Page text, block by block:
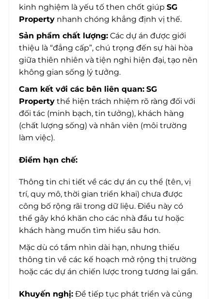
kinh nghiệm là yếu tố then chốt giúpSG
Property nhanh chóng khẳng định vị thế.
Sản phẩm chất lượng: Các dự án được giới
thiệu là “đẳng cấp”, chú trọng đến sự hài hòa
giữa thiên nhiên và tiện nghi hiện đại, tạo nên
không gian sống lý tưởng.
Cam kết với các bên liên quan: SG
Property thể hiện trách nhiệm rõ ràng đối với
đối tác (minh bạch, tin tưởng), khách hàng
(chất lượng sống) và nhân viên (môi trường
làm việc).
Điểm hạn chế:
Thông tin chi tiết về các dự án cụ thể (tên, vị
trí, quy mô, thời gian triển khai) chưa được
công bố rộng rãi trong dữ liệu. Điều này có
thể gây khó khăn cho các nhà đầu tư hoặc
khách hàng muốn tìm hiểu sâu hơn.
Mặc dù có tầm nhìn dài hạn, nhưng thiếu
thông tin về các kế hoạch mở rộng thị trường
hoặc các dự án chiến lược trong tương lai gần.
Khuyến nghị: Để tiếp tục phát triển và củng